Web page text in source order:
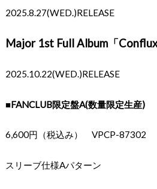
2025.8.27(WED.)RELEASE
Major 1st Full Album「
2025.10.22(WED.)RELEASE
■FANCLUB限定盤A(数量限定生産)
6,600円（税込み） VPCP-87302
スリーブ仕様Aパターン